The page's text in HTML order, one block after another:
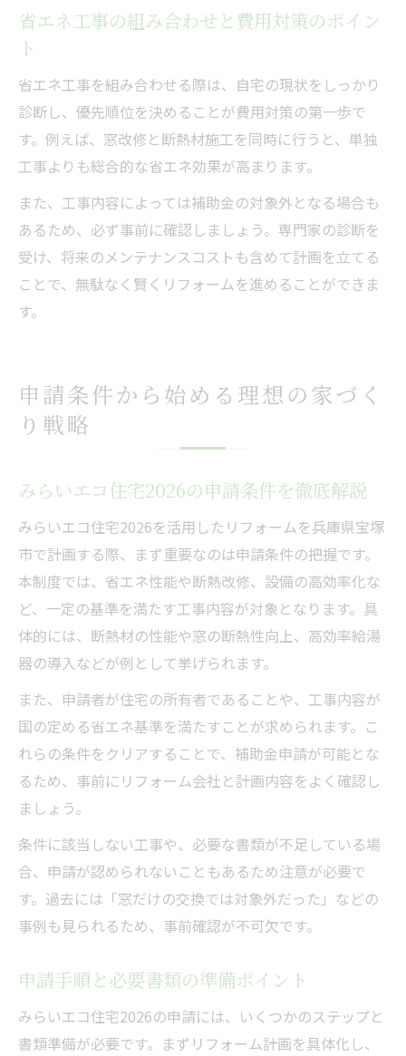
省エネ工事の組み合わせと費用対策のポイン
ト
省エネ工事を組み合わせる際は、自宅の現状をしっかり
診断し、優先順位を決めることが費用対策の第一歩で
す。例えば、窓改修と断熱材施工を同時に行うと、単独
工事よりも総合的な省エネ効果が高まります。
また、工事内容によっては補助金の対象外となる場合も
あるため、必ず事前に確認しましょう。専門家の診断を
受け、将来のメンテナンスコストも含めて計画を立てる
ことで、無駄なく賢くリフォームを進めることができま
す。
申請条件から始める理想の家づく
り戦略
みらいエコ住宅2026の申請条件を徹底解説
みらいエコ住宅2026を活用したリフォームを兵庫県宝塚
市で計画する際、まず重要なのは申請条件の把握です。
本制度では、省エネ性能や断熱改修、設備の高効率化な
ど、一定の基準を満たす工事内容が対象となります。具
体的には、断熱材の性能や窓の断熱性向上、高効率給湯
器の導入などが例として挙げられます。
また、申請者が住宅の所有者であることや、工事内容が
国の定める省エネ基準を満たすことが求められます。こ
れらの条件をクリアすることで、補助金申請が可能とな
るため、事前にリフォーム会社と計画内容をよく確認し
ましょう。
条件に該当しない工事や、必要な書類が不足している場
合、申請が認められないこともあるため注意が必要で
す。過去には「窓だけの交換では対象外だった」などの
事例も見られるため、事前確認が不可欠です。
申請手順と必要書類の準備ポイント
みらいエコ住宅2026の申請には、いくつかのステップと
書類準備が必要です。まずリフォーム計画を具体化し、